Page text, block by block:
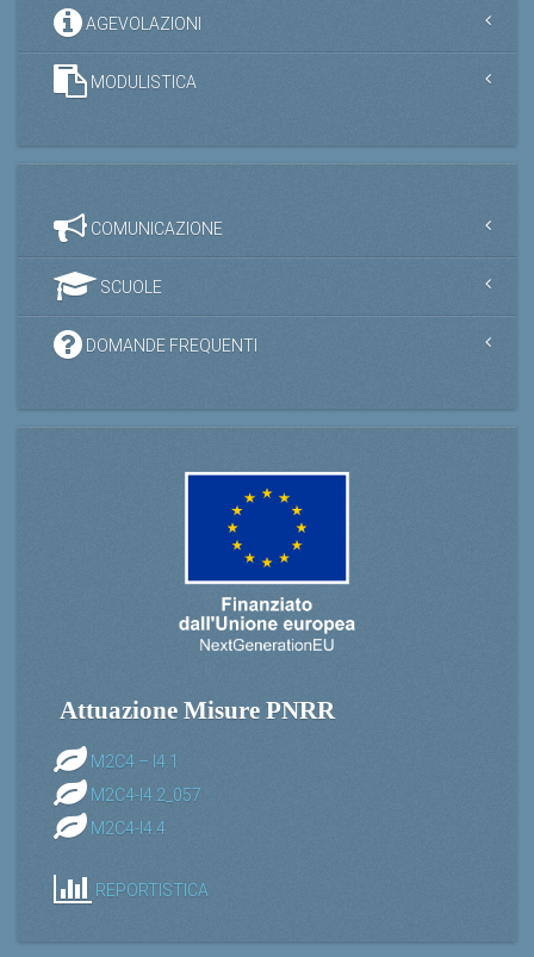
AGEVOLAZIONI
MODULISTICA
COMUNICAZIONE
SCUOLE
DOMANDE FREQUENTI
Attuazione Misure PNRR
M2C4 – I4.1
M2C4-I4.2_057
M2C4-I4.4
REPORTISTICA